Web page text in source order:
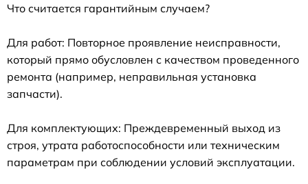
Что считается гарантийным случаем?
Для работ: Повторное проявление неисправности,
который прямо обусловлен с качеством проведенного
ремонта (например, неправильная установка
запчасти).
Для комплектующих: Преждевременный выход из
строя, утрата работоспособности или техническим
параметрам при соблюдении условий эксплуатации.